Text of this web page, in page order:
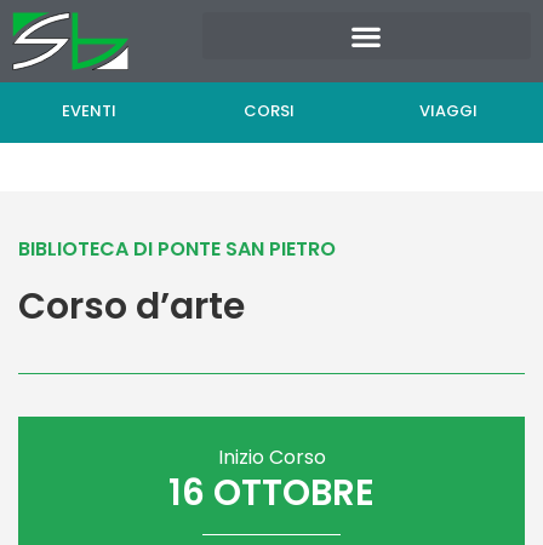
Vai
al
contenuto
EVENTI CORSI VIAGGI
BIBLIOTECA DI PONTE SAN PIETRO
Corso d’arte
Inizio Corso
16 OTTOBRE